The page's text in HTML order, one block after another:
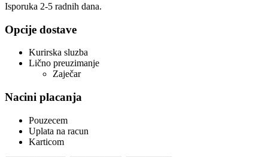
Isporuka 2-5 radnih dana.
Opcije dostave
Kurirska sluzba
Lično preuzimanje
Zaječar
Nacini placanja
Pouzecem
Uplata na racun
Karticom